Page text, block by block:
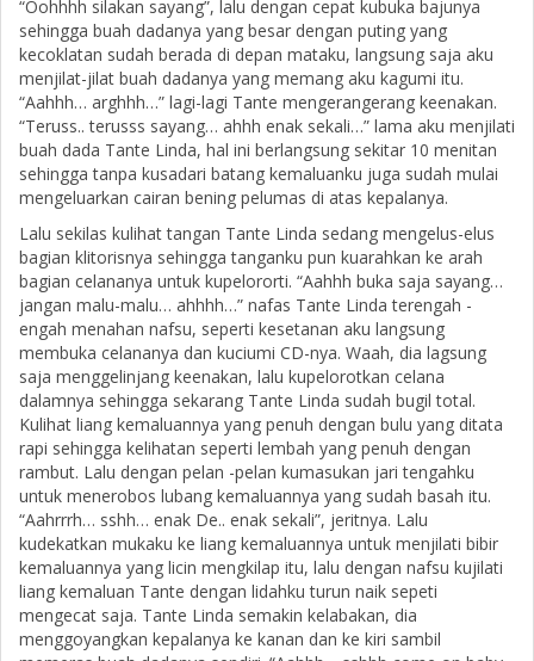
“Oohhhh silakan sayang”, lalu dengan cepat kubuka bajunya
sehingga buah dadanya yang besar dengan puting yang
kecoklatan sudah berada di depan mataku, langsung saja aku
menjilat-jilat buah dadanya yang memang aku kagumi itu.
“Aahhh… arghhh…” lagi-lagi Tante mengerangerang keenakan.
“Teruss.. terusss sayang… ahhh enak sekali…” lama aku menjilati
buah dada Tante Linda, hal ini berlangsung sekitar 10 menitan
sehingga tanpa kusadari batang kemaluanku juga sudah mulai
mengeluarkan cairan bening pelumas di atas kepalanya.
Lalu sekilas kulihat tangan Tante Linda sedang mengelus-elus
bagian klitorisnya sehingga tanganku pun kuarahkan ke arah
bagian celananya untuk kupelororti. “Aahhh buka saja sayang…
jangan malu-malu… ahhhh…” nafas Tante Linda terengah -
engah menahan nafsu, seperti kesetanan aku langsung
membuka celananya dan kuciumi CD-nya. Waah, dia lagsung
saja menggelinjang keenakan, lalu kupelorotkan celana
dalamnya sehingga sekarang Tante Linda sudah bugil total.
Kulihat liang kemaluannya yang penuh dengan bulu yang ditata
rapi sehingga kelihatan seperti lembah yang penuh dengan
rambut. Lalu dengan pelan -pelan kumasukan jari tengahku
untuk menerobos lubang kemaluannya yang sudah basah itu.
“Aahrrrh… sshh… enak De.. enak sekali”, jeritnya. Lalu
kudekatkan mukaku ke liang kemaluannya untuk menjilati bibir
kemaluannya yang licin mengkilap itu, lalu dengan nafsu kujilati
liang kemaluan Tante dengan lidahku turun naik sepeti
mengecat saja. Tante Linda semakin kelabakan, dia
menggoyangkan kepalanya ke kanan dan ke kiri sambil